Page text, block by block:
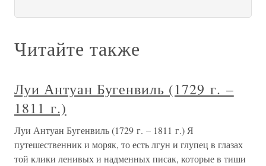
Читайте также
Луи Антуан Бугенвиль (1729 г. –
1811 г.)
Луи Антуан Бугенвиль (1729 г. – 1811 г.) Я
путешественник и моряк, то есть лгун и глупец в глазах
той клики ленивых и надменных писак, которые в тиши